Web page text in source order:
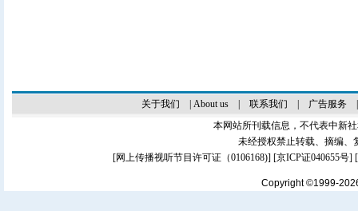
关于我们 About us| 联系我们 广告服务
本网站所刊载信息，不代表中新
未经授权禁止转载、摘编、
[网上传播视听节目许可证（0106168)] [京ICP证040655号]
Copyright ©1999-